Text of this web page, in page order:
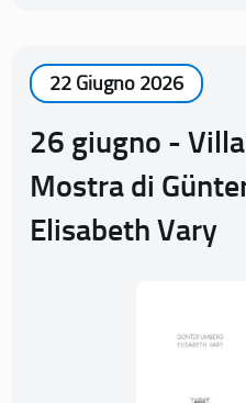
22 Giugno 2026
26 giugno -
Mostra di
Elisabeth Vary